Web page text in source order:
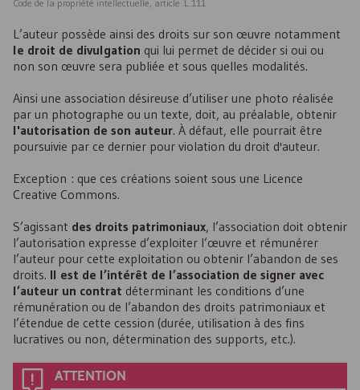
Code de la propriété intellectuelle, article L.111
L’auteur possède ainsi des droits sur son œuvre notamment
le droit de divulgation qui lui permet de décider si oui ou
non son œuvre sera publiée et sous quelles modalités.
Ainsi une association désireuse d’utiliser une photo réalisée
par un photographe ou un texte, doit, au préalable, obtenir
l'autorisation de son auteur. À défaut, elle pourrait être
poursuivie par ce dernier pour violation du droit d'auteur.
Exception : que ces créations soient sous une Licence
Creative Commons.
S’agissant des droits patrimoniaux, l’association doit obtenir
l’autorisation expresse d’exploiter l’œuvre et rémunérer
l’auteur pour cette exploitation ou obtenir l’abandon de ses
droits. Il est de l’intérêt de l’association de signer avec
l’auteur un contrat déterminant les conditions d’une
rémunération ou de l’abandon des droits patrimoniaux et
l’étendue de cette cession (durée, utilisation à des fins
lucratives ou non, détermination des supports, etc.).
ATTENTION